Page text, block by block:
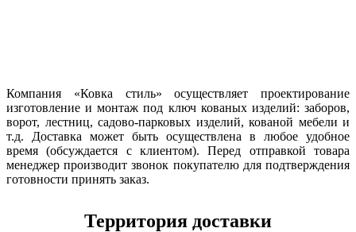
Компания «Ковка стиль» осуществляет проектирование
изготовление и монтаж под ключ кованых изделий: заборов,
ворот, лестниц, садово-парковых изделий, кованой мебели и
т.д. Доставка может быть осуществлена в любое удобное
время (обсуждается с клиентом). Перед отправкой товара
менеджер производит звонок покупателю для подтверждения
готовности принять заказ.
Территория доставки